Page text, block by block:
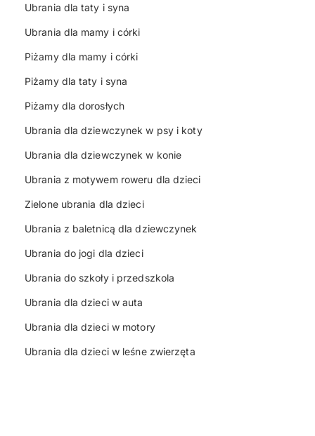
Ubrania dla taty i syna
Ubrania dla mamy i córki
Piżamy dla mamy i córki
Piżamy dla taty i syna
Piżamy dla dorosłych
Ubrania dla dziewczynek w psy i koty
Ubrania dla dziewczynek w konie
Ubrania z motywem roweru dla dzieci
Zielone ubrania dla dzieci
Ubrania z baletnicą dla dziewczynek
Ubrania do jogi dla dzieci
Ubrania do szkoły i przedszkola
Ubrania dla dzieci w auta
Ubrania dla dzieci w motory
Ubrania dla dzieci w leśne zwierzęta